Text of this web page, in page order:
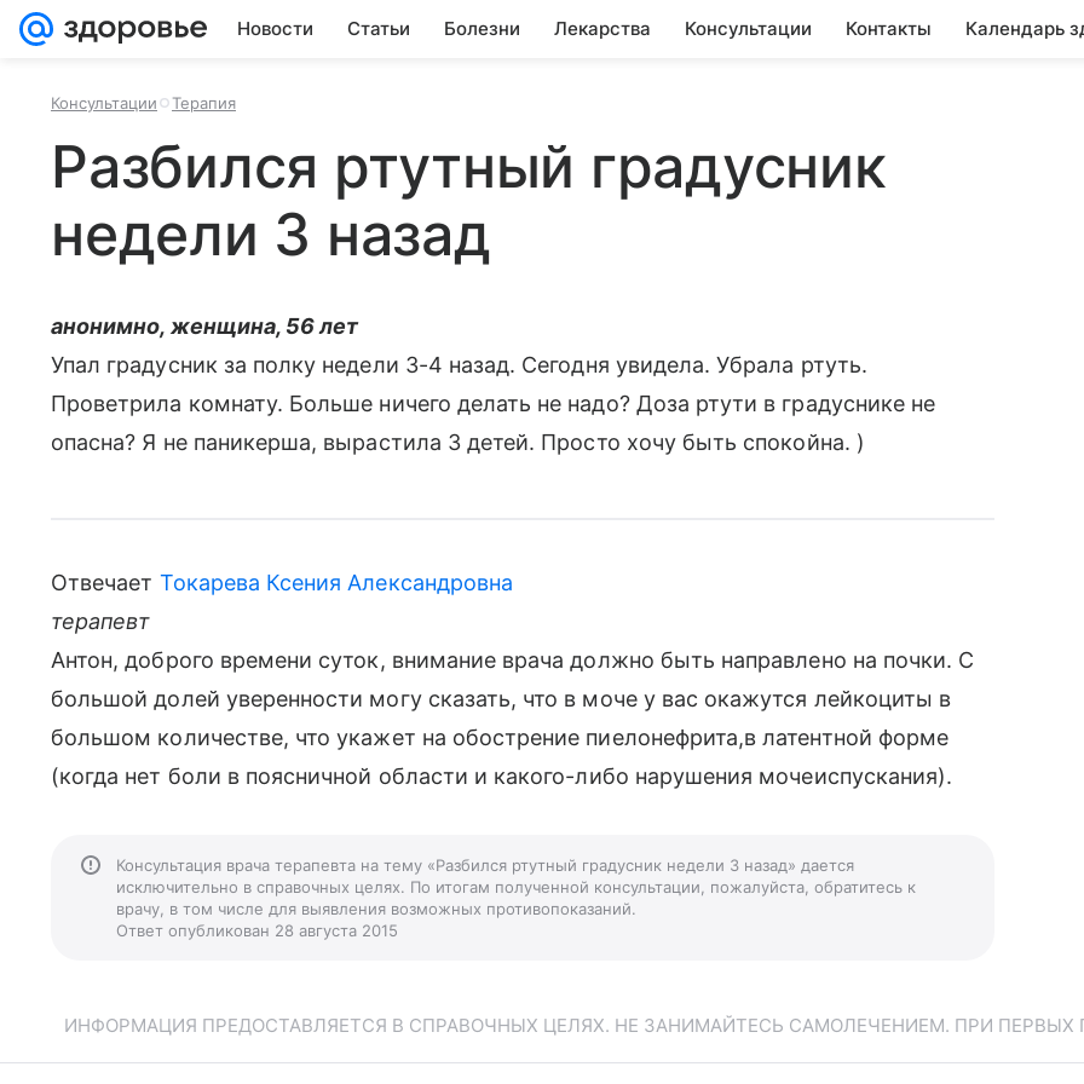
Новости Статьи Болезни Лекарства Консультации Контакты Календарь
Консультации Терапия
Разбился ртутный градусник
недели 3 назад
анонимно, женщина, 56 лет
Упал градусник за полку недели 3-4 назад. Сегодня увидела. Убрала ртуть.
Проветрила комнату. Больше ничего делать не надо? Доза ртути в градуснике не
опасна? Я не паникерша, вырастила 3 детей. Просто хочу быть спокойна. )
Отвечает Токарева Ксения Александровна
терапевт
Антон, доброго времени суток, внимание врача должно быть направлено на почки. С
большой долей уверенности могу сказать, что в моче у вас окажутся лейкоциты в
большом количестве, что укажет на обострение пиелонефрита,в латентной форме
(когда нет боли в поясничной области и какого-либо нарушения мочеиспускания).
Консультация врача терапевта на тему «Разбился ртутный градусник недели 3 назад» дается
исключительно в справочных целях. По итогам полученной консультации, пожалуйста, обратитесь к
врачу, в том числе для выявления возможных противопоказаний.
Ответ опубликован 28 августа 2015
ИНФОРМАЦИЯ ПРЕДОСТАВЛЯЕТСЯ В СПРАВОЧНЫХ ЦЕЛЯХ. НЕ ЗАНИМАЙТЕСЬ САМОЛЕЧЕНИЕМ. ПРИ ПЕРВЫХ